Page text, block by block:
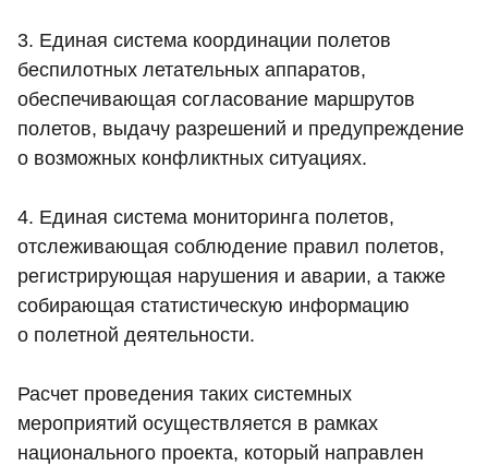
3. Единая система координации полетов
беспилотных летательных аппаратов,
обеспечивающая согласование маршрутов
полетов, выдачу разрешений и предупреждение
о возможных конфликтных ситуациях.
4. Единая система мониторинга полетов,
отслеживающая соблюдение правил полетов,
регистрирующая нарушения и аварии, а также
собирающая статистическую информацию
о полетной деятельности.
Расчет проведения таких системных
мероприятий осуществляется в рамках
национального проекта, который направлен